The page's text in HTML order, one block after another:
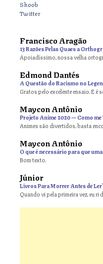
Skoob
Twitter
Francisco Aragão
13 Razões Pelas Quaes a
Apoiadíssimo, nossa velha
Edmond Dantés
A Questão do Racismo no
Gratos pelo excelente ensaio. E é
Maycon Antônio
Projeto Anime 2020 — Como
Animes são divertidos, basta
Maycon Antônio
O que é necessário para que
Bom texto.
Júnior
Livros Para Morrer Antes de
Quando vi pela primeira vez, eu ri